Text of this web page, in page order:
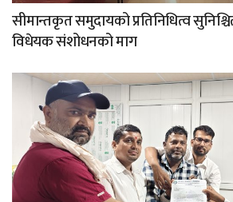
सीमान्तकृत समुदायको प्रतिनिधित्व
विधेयक संशोधनको माग